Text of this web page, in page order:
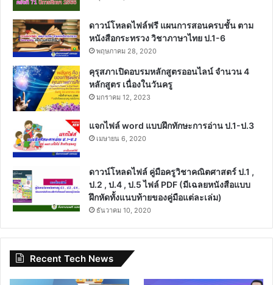
ดาวน์โหลดไฟล์ฟรี แผนการสอนครบชั้น ตาม
หนังสือกระทรวง วิชาภาษาไทย ป.1-6
พฤษภาคม 28, 2020
คุรุสภาเปิดอบรมหลักสูตรออนไลน์ จำนวน 4
หลักสูตร เนื่องในวันครู
มกราคม 12, 2023
แจกไฟล์ word แบบฝึกทักษะการอ่าน ป.1-ป.3
เมษายน 6, 2020
ดาวน์โหลดไฟล์ คู่มือครูวิชาคณิตศาสตร์ ป.1 ,
ป.2 , ป.4 , ป.5 ไฟล์ PDF (มีเฉลยหนังสือแบบ
ฝึกหัดทั้งแนบท้ายของคู่มือแต่ละเล่ม)
ธันวาคม 10, 2020
Recent Tech News